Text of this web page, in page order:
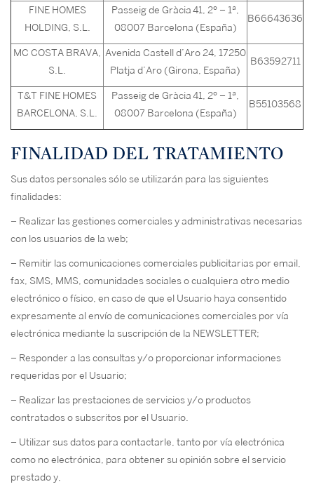
FINE HOMES
HOLDING, S.L.
Passeig de Gràcia 41, 2º – 1ª,
08007 Barcelona (España)
B66643636
MC COSTA BRAVA,
S.L.
Avenida Castell d’Aro 24, 17250
Platja d’Aro (Girona, España)
B63592711
T&T FINE HOMES
BARCELONA, S.L.
Passeig de Gràcia 41, 2º – 1ª,
08007 Barcelona (España)
B55103568
FINALIDAD DEL TRATAMIENTO
Sus datos personales sólo se utilizarán para las siguientes
finalidades:
– Realizar las gestiones comerciales y administrativas necesarias
con los usuarios de la web;
– Remitir las comunicaciones comerciales publicitarias por email,
fax, SMS, MMS, comunidades sociales o cualquiera otro medio
electrónico o físico, en caso de que el Usuario haya consentido
expresamente al envío de comunicaciones comerciales por vía
electrónica mediante la suscripción de la NEWSLETTER;
– Responder a las consultas y/o proporcionar informaciones
requeridas por el Usuario;
– Realizar las prestaciones de servicios y/o productos
contratados o subscritos por el Usuario.
– Utilizar sus datos para contactarle, tanto por vía electrónica
como no electrónica, para obtener su opinión sobre el servicio
prestado y,